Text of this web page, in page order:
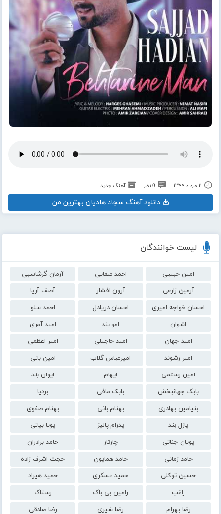
لیست خوانندگان
امین حبیبی احمد صفایی
آرمان گرشاسبی
آرمین زارعی
آرون افشار
آصف آریا
احسان خواجه امیری
احسان دریادل
احمد سلو
اشوان
امو بند
امید آمری
امید جهان
امید حاجیلی
امیر اعظمی
امیر رشوند
امیرعباس گلاب
امین بانی
امین رستمی
ایهام
ایوان بند
بابک جهانبخش
بابک مافی
بردیا
بنیامین بهادری
بهنام بانی
بهنام صفوی
پازل بند
پدرام پالیز
پویا بیاتی
پویان جناتی
چارتار
حامد برادران
حامد زمانی
حامد همایون
حجت اشرف زاده
حسین توکلی
حمید عسکری
حمید هیراد
راغب
رامین بی باک
رستاک
رضا بهرام
رضا شیری
رضا صادقی
۱۱ مرداد ۱۳۹۹ 0 نظر آهنگ جدید
دانلود آهنگ سجاد هادیان بهترین من